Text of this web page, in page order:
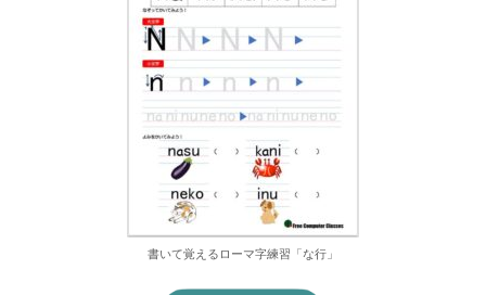
書いて覚えるローマ字練習「な行」